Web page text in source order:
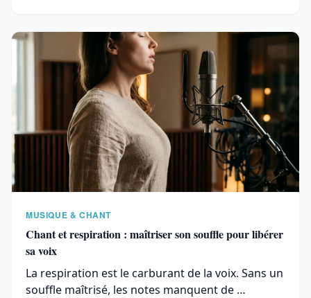
MUSIQUE & CHANT
Chant et respiration : maîtriser son souffle pour libérer
sa voix
La respiration est le carburant de la voix. Sans un
souffle maîtrisé, les notes manquent de …